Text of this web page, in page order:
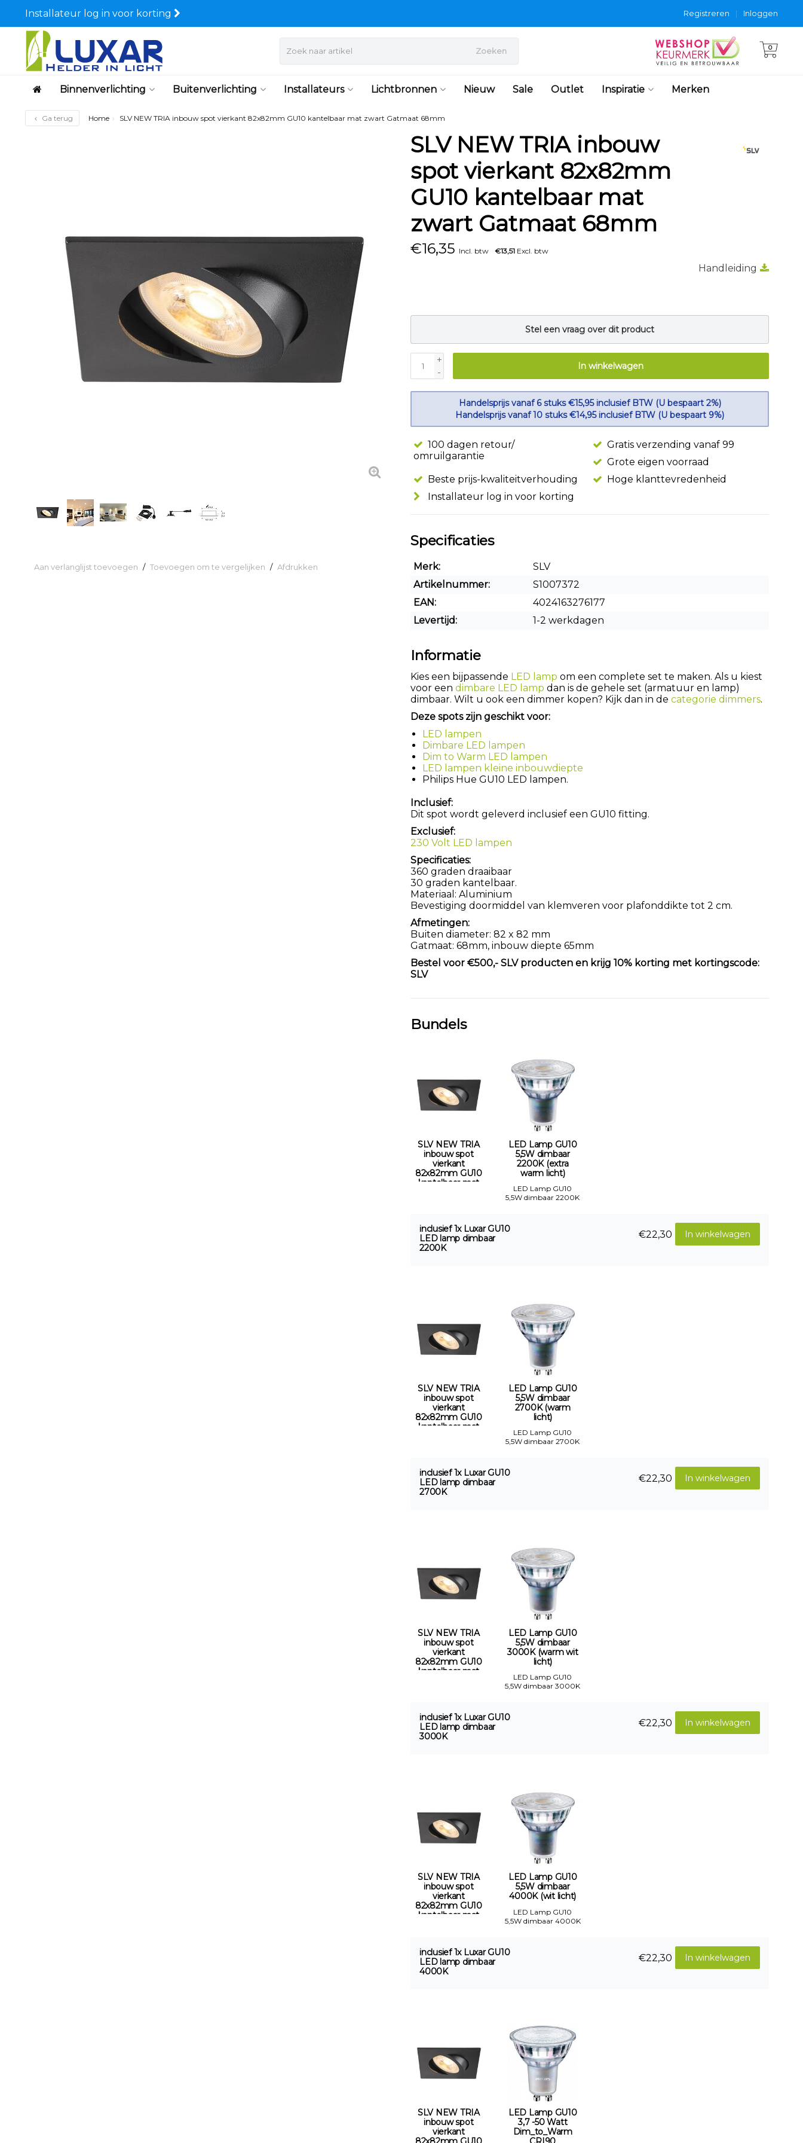
Installateur log in voor korting Inloggen
|
Registreren
Zoeken 0
Binnenverlichting Buitenverlichting Installateurs Lichtbronnen Nieuw Sale Outlet Inspiratie Merken
Ga terug Home SLV NEW TRIA inbouw spot vierkant 82x82mm GU10 kantelbaar mat zwart Gatmaat 68mm
Aan verlanglijst toevoegen / Toevoegen om te vergelijken / Afdrukken
SLV NEW TRIA inbouw
spot vierkant 82x82mm
GU10 kantelbaar mat
zwart Gatmaat 68mm
€16,35 Incl. btw €13,51 Excl. btw
Handleiding
Stel een vraag over dit product
+
-
In winkelwagen
Handelsprijs vanaf 6 stuks €15,95 inclusief BTW (U bespaart 2%)
Handelsprijs vanaf 10 stuks €14,95 inclusief BTW (U bespaart 9%)
100 dagen retour/
omruilgarantie
Gratis verzending vanaf 99
Grote eigen voorraad
Beste prijs-kwaliteitverhouding
Hoge klanttevredenheid
Installateur log in voor korting
Specificaties
Merk:
SLV
Artikelnummer:
S1007372
EAN:
4024163276177
Levertijd:
1-2 werkdagen
Informatie
Kies een bijpassende LED lamp om een complete set te maken. Als u kiest
voor een dimbare LED lamp dan is de gehele set (armatuur en lamp)
dimbaar. Wilt u ook een dimmer kopen? Kijk dan in de categorie dimmers.
Deze spots zijn geschikt voor:
LED lampen
Dimbare LED lampen
Dim to Warm LED lampen
LED lampen kleine inbouwdiepte
Philips Hue GU10 LED lampen.
Inclusief:
Dit spot wordt geleverd inclusief een GU10 fitting.
Exclusief:
230 Volt LED lampen
Specificaties:
360 graden draaibaar
30 graden kantelbaar.
Materiaal: Aluminium
Bevestiging doormiddel van klemveren voor plafonddikte tot 2 cm.
Afmetingen:
Buiten diameter: 82 x 82 mm
Gatmaat: 68mm, inbouw diepte 65mm
Bestel voor €500,- SLV producten en krijg 10% korting met kortingscode:
SLV
Bundels
SLV NEW TRIA
inbouw spot
vierkant
82x82mm GU10
kantelbaar mat
LED Lamp GU10
5,5W dimbaar
2200K (extra
warm licht)
LED Lamp GU10
5,5W dimbaar 2200K
inclusief 1x Luxar GU10
LED lamp dimbaar
2200K
In winkelwagen
€22,30
SLV NEW TRIA
inbouw spot
vierkant
82x82mm GU10
kantelbaar mat
LED Lamp GU10
5,5W dimbaar
2700K (warm
licht)
LED Lamp GU10
5,5W dimbaar 2700K
inclusief 1x Luxar GU10
LED lamp dimbaar
2700K
In winkelwagen
€22,30
SLV NEW TRIA
inbouw spot
vierkant
82x82mm GU10
kantelbaar mat
LED Lamp GU10
5,5W dimbaar
3000K (warm wit
licht)
LED Lamp GU10
5,5W dimbaar 3000K
inclusief 1x Luxar GU10
LED lamp dimbaar
3000K
In winkelwagen
€22,30
SLV NEW TRIA
inbouw spot
vierkant
82x82mm GU10
kantelbaar mat
LED Lamp GU10
5,5W dimbaar
4000K (wit licht)
LED Lamp GU10
5,5W dimbaar 4000K
inclusief 1x Luxar GU10
LED lamp dimbaar
4000K
In winkelwagen
€22,30
SLV NEW TRIA
inbouw spot
vierkant
LED Lamp GU10
3,7 -50 Watt
Dim_to_Warm